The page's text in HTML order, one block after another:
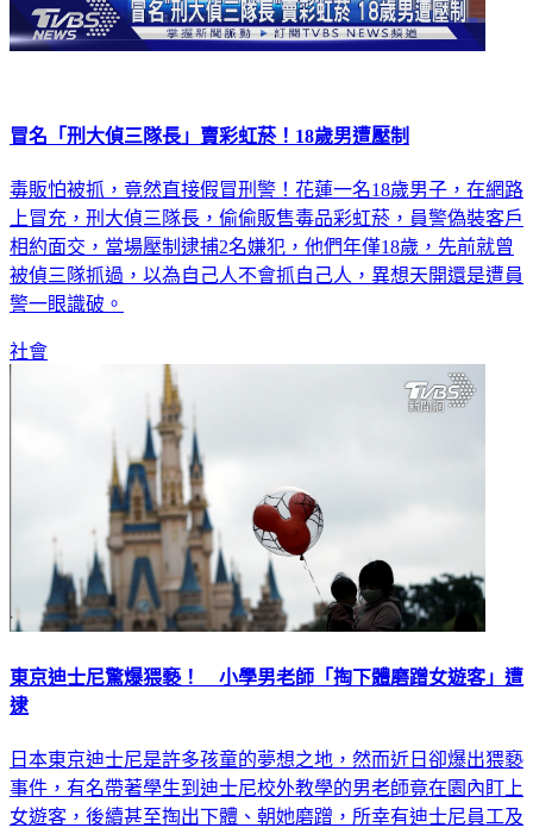
冒名「刑大偵三隊長」賣彩虹菸！18歲男遭壓制
毒販怕被抓，竟然直接假冒刑警！花蓮一名18歲男子，在網路
上冒充，刑大偵三隊長，偷偷販售毒品彩虹菸，員警偽裝客戶
相約面交，當場壓制逮捕2名嫌犯，他們年僅18歲，先前就曾
被偵三隊抓過，以為自己人不會抓自己人，異想天開還是遭員
警一眼識破。
社會
東京迪士尼驚爆猥褻！ 小學男老師「掏下體磨蹭女遊客」遭
逮
日本東京迪士尼是許多孩童的夢想之地，然而近日卻爆出猥褻
事件，有名帶著學生到迪士尼校外教學的男老師竟在園內盯上
女遊客，後續甚至掏出下體、朝她磨蹭，所幸有迪士尼員工及